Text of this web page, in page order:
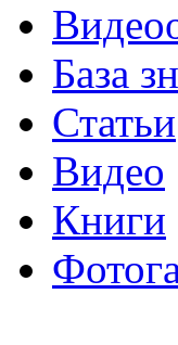
База
Статьи
Видео
Книги